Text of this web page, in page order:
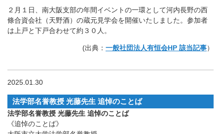
２月１日、南大阪支部の年間イベントの一環として河内長野の西
條合資会社（天野酒）の蔵元見学会を開催いたしました。参加者
は上戸と下戸合わせて約３０人。
(出典： 一般社団法人有恒会HP 該当記事）
2025.01.30
法学部名誉教授 光藤先生 追悼のことば
法学部名誉教授 光藤先生 追悼のことば
《追悼のことば》